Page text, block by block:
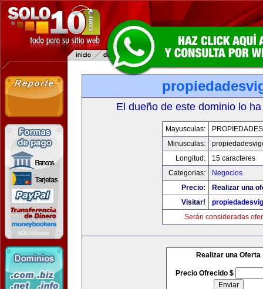
El dueño de este dominio lo
Mayusculas:
Minusculas:
Longitud:
15 caracteres
Categorias:
Negocios
Precio:
Realizar una
Visitar!
Serán consideradas
Realizar una Oferta
Precio Ofrecido $